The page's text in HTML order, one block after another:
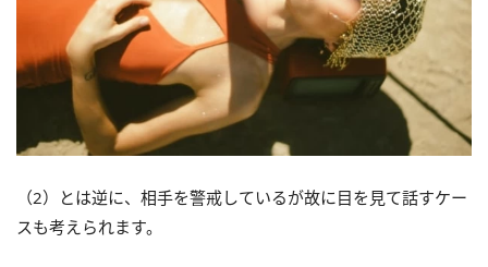
（2）とは逆に、相手を警戒しているが故に目を見て話すケー
スも考えられます。